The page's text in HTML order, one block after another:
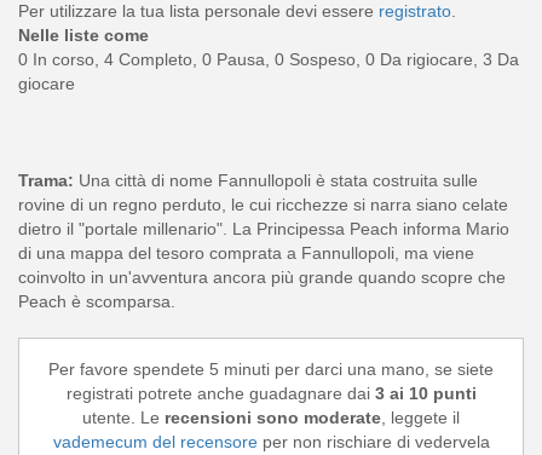
Per utilizzare la tua lista personale devi essere registrato.
Nelle liste come
0 In corso, 4 Completo, 0 Pausa, 0 Sospeso, 0 Da rigiocare, 3 Da
giocare
Trama: Una città di nome Fannullopoli è stata costruita sulle
rovine di un regno perduto, le cui ricchezze si narra siano celate
dietro il "portale millenario". La Principessa Peach informa Mario
di una mappa del tesoro comprata a Fannullopoli, ma viene
coinvolto in un'avventura ancora più grande quando scopre che
Peach è scomparsa.
Per favore spendete 5 minuti per darci una mano, se siete
registrati potrete anche guadagnare dai 3 ai 10 punti
utente. Le recensioni sono moderate, leggete il
vademecum del recensoreper non rischiare di vedervela